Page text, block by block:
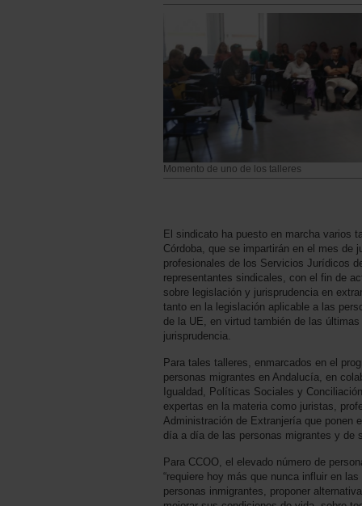
Momento de uno de los talleres
El sindicato ha puesto en marcha varios
Córdoba, que se impartirán en el mes de
profesionales de los Servicios Jurídicos
representantes sindicales, con el fin de
sobre legislación y jurisprudencia en
tanto en la legislación aplicable a las
de la UE, en virtud también de las
jurisprudencia.
Para tales talleres, enmarcados en el
personas migrantes en Andalucía, en
Igualdad, Políticas Sociales y
expertas en la materia como juristas,
Administración de Extranjería que ponen
día a día de las personas migrantes y de
Para CCOO, el elevado número de
“requiere hoy más que nunca influir en
personas inmigrantes, proponer